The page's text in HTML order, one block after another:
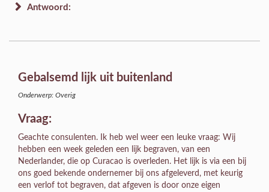
Antwoord:
Gebalsemd lijk uit buitenland
Onderwerp: Overig
Vraag:
Geachte consulenten. Ik heb wel weer een leuke vraag: Wij
hebben een week geleden een lijk begraven, van een
Nederlander, die op Curacao is overleden. Het lijk is via een bij
ons goed bekende ondernemer bij ons afgeleverd, met keurig
een verlof tot begraven, dat afgeven is door onze eigen